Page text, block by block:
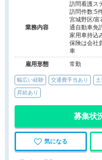
業務内容
訪問看護ス
訪問件数:5
宮城野区/
通自動車免
家用車持込
保険は会社
車
雇用形態
常勤
幅広い経験 交通費手当あり
昇給あり
募集状
気になる